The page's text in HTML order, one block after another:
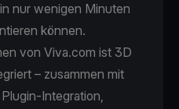
nur wenigen Minuten
können.
von Viva.com ist 3D
– zusammen mit
Integration,